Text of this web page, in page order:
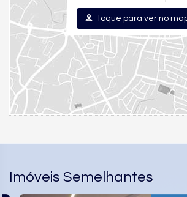
toque para ver no
Imóveis Semelhantes